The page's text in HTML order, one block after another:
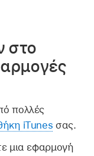
στο
πολλές
iTunes σας.
μια εφαρμογή